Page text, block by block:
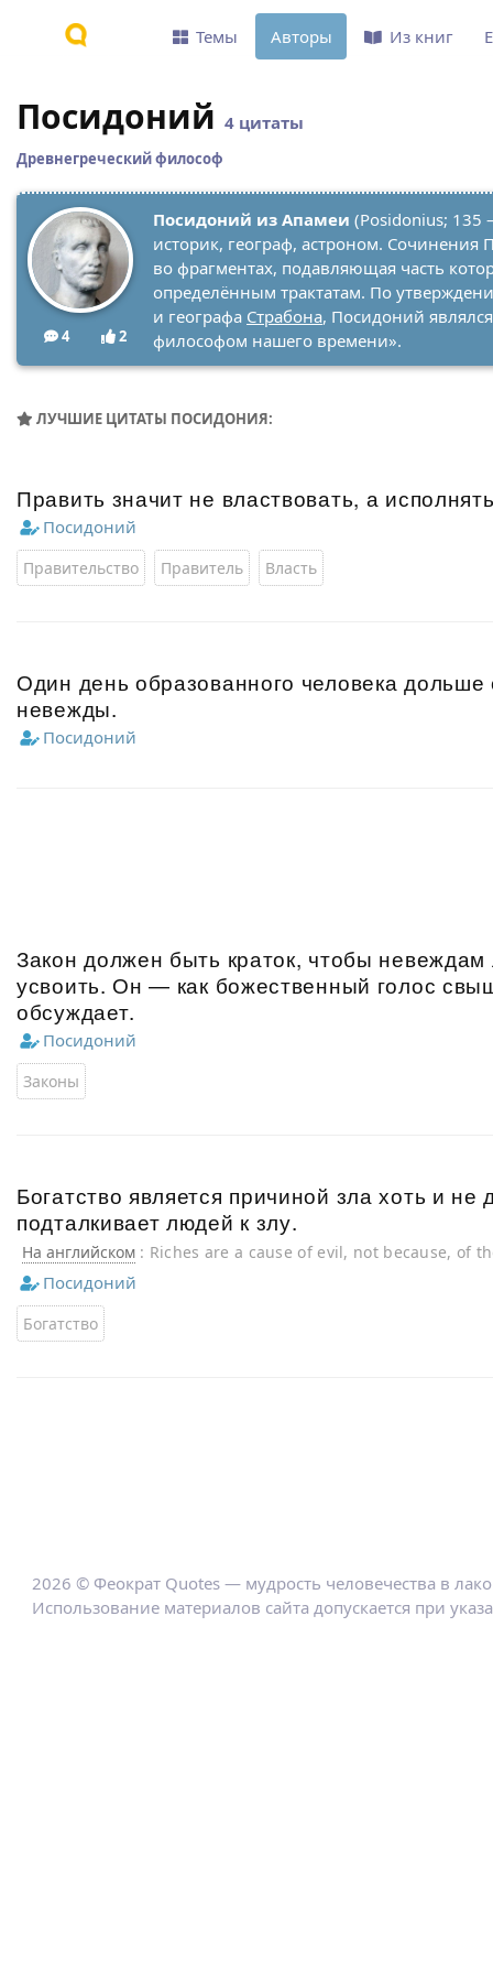
Посидоний 4 цитаты
Древнегреческий философ
4 2
Посидоний из Апамеи (Posidonius;
историк, географ, астроном.
во фрагментах, подавляющая часть
определённым трактатам. По
и географа Страбона, Посидоний
философом нашего времени».
ЛУЧШИЕ ЦИТАТЫ ПОСИДОНИЯ:
Править значит не властвовать, а
Посидоний
Правительство Правитель Власть
Один день образованного человека дольше
невежды.
Посидоний
Закон должен быть краток, чтобы невеждам
усвоить. Он — как божественный голос
обсуждает.
Посидоний
Законы
Богатство является причиной зла хоть и не
подталкивает людей к злу.
На английском : Riches are a cause of evil, not because, of
but because they goad men on to evil.
Посидоний
Богатство
Темы Авторы Из книг
2026 © Феократ Quotes — мудрость человечества в
Использование материалов сайта допускается при